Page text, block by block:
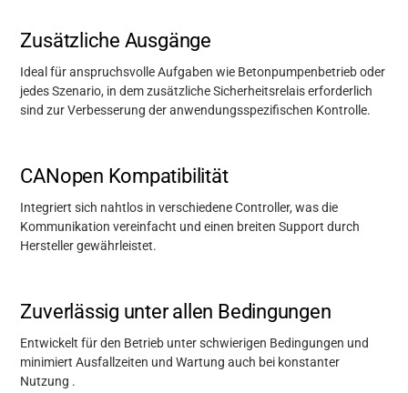
Zusätzliche Ausgänge
Ideal für anspruchsvolle Aufgaben wie Betonpumpenbetrieb oder
jedes Szenario, in dem zusätzliche Sicherheitsrelaiserforderlich
sind zur Verbesserung der anwendungsspezifischen Kontrolle.
CANopen Kompatibilität
Integriert sich nahtlos inverschiedene Controller, was die
Kommunikation vereinfacht und einen breiten Support durch
Hersteller gewährleistet.
Zuverlässig unter allen Bedingungen
Entwickelt für den Betrieb unter schwierigen Bedingungen und
minimiert Ausfallzeiten und Wartung auch bei konstanter
Nutzung .